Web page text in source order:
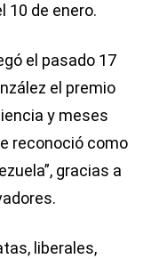
10 de enero.
el pasado 17
el premio
y meses
reconoció como
gracias a
liberales,